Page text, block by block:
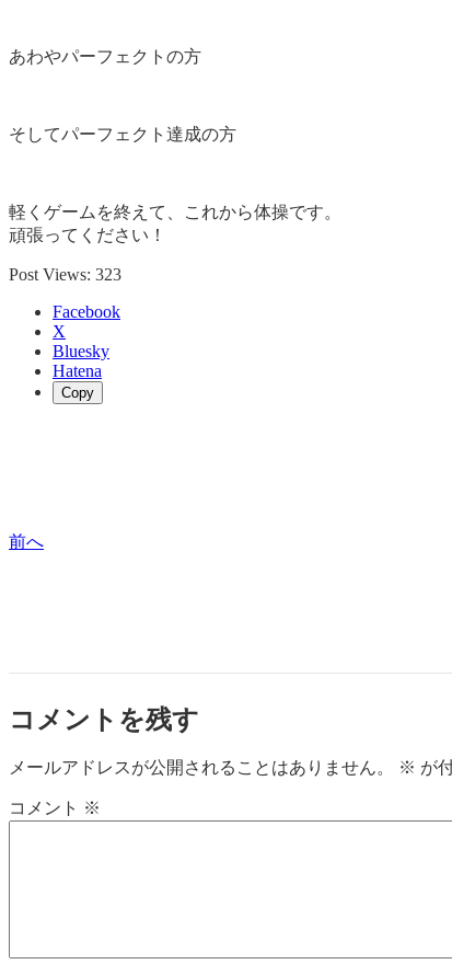
あわやパーフェクトの方
そしてパーフェクト達成の方
軽くゲームを終えて、これから体操です。
頑張ってください！
Post Views: 323
Facebook
X
Bluesky
Hatena
Copy
前へ
コメントを残す
メールアドレスが公開されることはありません。 ※ が
コメント ※